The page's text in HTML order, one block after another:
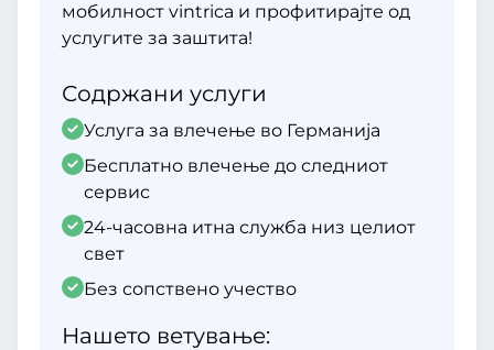
мобилност vintrica и профитирајте од
услугите за заштита!
Содржани услуги
Услуга за влечење во Германија
Бесплатно влечење до следниот
сервис
24-часовна итна служба низ целиот
свет
Без сопствено учество
Нашето ветување: